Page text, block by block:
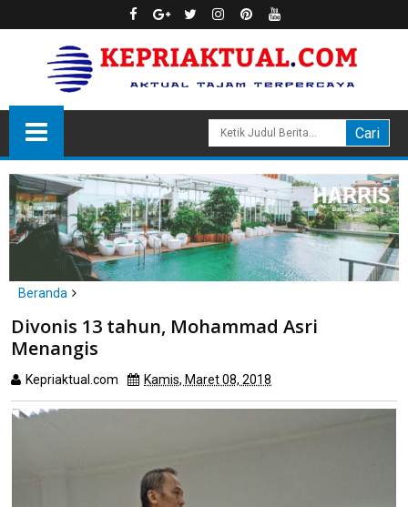
Beranda
headline
Divonis 13 tahun, Mohammad Asri Menangis
Divonis 13 tahun, Mohammad Asri
Menangis
Kepriaktual.com Kamis, Maret 08, 2018